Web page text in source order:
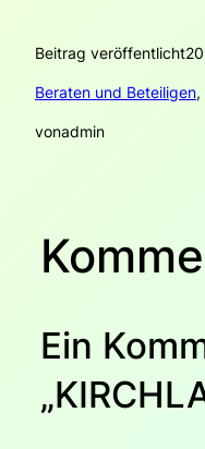
Beitrag veröffentlicht
Beraten und Beteiligen,
vonadmin
Ein